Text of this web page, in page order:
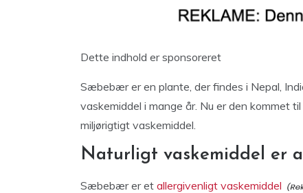
Dette indhold er sponsoreret
Sæbebær er en plante, der findes i Nepal,
vaskemiddel i mange år. Nu er den kommet
miljørigtigt vaskemiddel.
Naturligt vaskemiddel er
Sæbebær er et allergivenligt vaskemiddel